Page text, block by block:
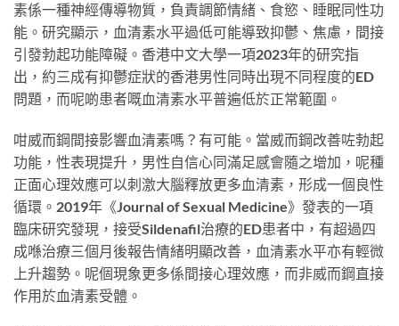
素係一種神經傳導物質，負責調節情緒、食慾、睡眠同性功
能。研究顯示，血清素水平過低可能導致抑鬱、焦慮，間接
引發勃起功能障礙。香港中文大學一項2023年的研究指
出，約三成有抑鬱症狀的香港男性同時出現不同程度的ED
問題，而呢啲患者嘅血清素水平普遍低於正常範圍。
咁威而鋼間接影響血清素嗎？有可能。當威而鋼改善咗勃起
功能，性表現提升，男性自信心同滿足感會隨之增加，呢種
正面心理效應可以刺激大腦釋放更多血清素，形成一個良性
循環。2019年《Journal of Sexual Medicine》發表的一項
臨床研究發現，接受Sildenafil治療的ED患者中，有超過四
成喺治療三個月後報告情緒明顯改善，血清素水平亦有輕微
上升趨勢。呢個現象更多係間接心理效應，而非威而鋼直接
作用於血清素受體。